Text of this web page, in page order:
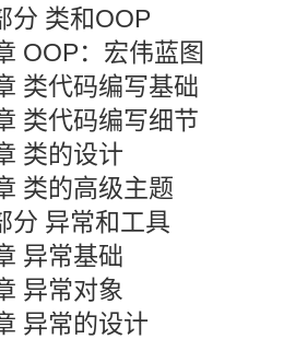
分 类和OOP
OOP：宏伟蓝图
类代码编写基础
类代码编写细节
类的设计
类的高级主题
分 异常和工具
异常基础
异常对象
异常的设计